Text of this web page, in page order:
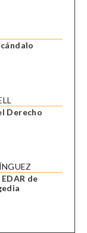
Derecho
de